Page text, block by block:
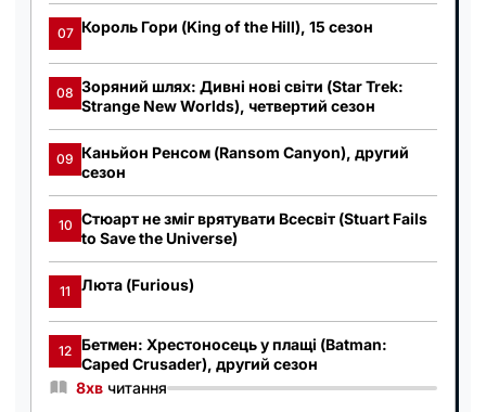
07 Король Гори (King of the Hill), 15 сезон
08 Зоряний шлях: Дивні нові світи (Star Trek:
Strange New Worlds), четвертий сезон
09 Каньйон Ренсом (Ransom Canyon), другий
сезон
10 Стюарт не зміг врятувати Всесвіт (Stuart Fails
to Save the Universe)
11 Люта (Furious)
12
Бетмен: Хрестоносець у плащі (Batman:
Caped Crusader), другий сезон
8хв читання